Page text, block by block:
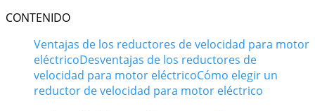
CONTENIDO
Ventajas de los reductores de velocidad para motor
eléctricoDesventajas de los reductores de
velocidad para motor eléctricoCómo elegir un
reductor de velocidad para motor eléctrico